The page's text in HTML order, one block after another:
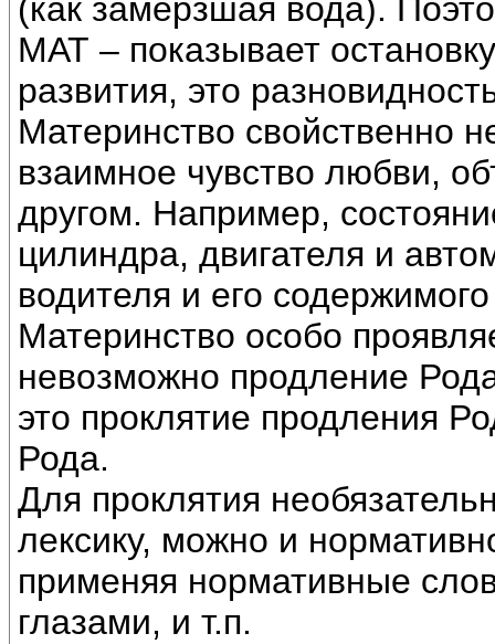
(как замёрзшая вода).
МАТ – показывает
развития, это
Материнство свойственно
взаимное чувство любви,
другом. Например,
цилиндра, двигателя и
водителя и его
Материнство особо
невозможно продление
это проклятие продления
Рода.
Для проклятия
лексику, можно и
применяя нормативные
глазами, и т.п.